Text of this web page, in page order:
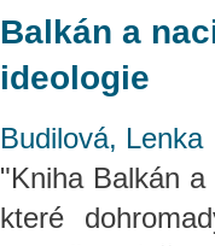
Balkán a
ideologie
Budilová, Lenka
"Kniha Balkán
které